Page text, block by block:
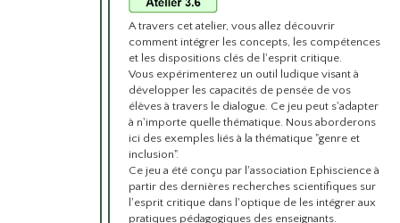
A travers cet atelier, vous allez découvrir
comment intégrer les concepts, les compétences
et les dispositions clés de l'esprit critique.
Vous expérimenterez un outil ludique visant à
développer les capacités de pensée de vos
élèves à travers le dialogue. Ce jeu peut s'adapter
à n'importe quelle thématique. Nous aborderons
ici des exemples liés à la thématique "genre et
inclusion".
Ce jeu a été conçu par l'association Ephiscience à
partir des dernières recherches scientifiques sur
l'esprit critique dans l'optique de les intégrer aux
pratiques pédagogiques des enseignants.